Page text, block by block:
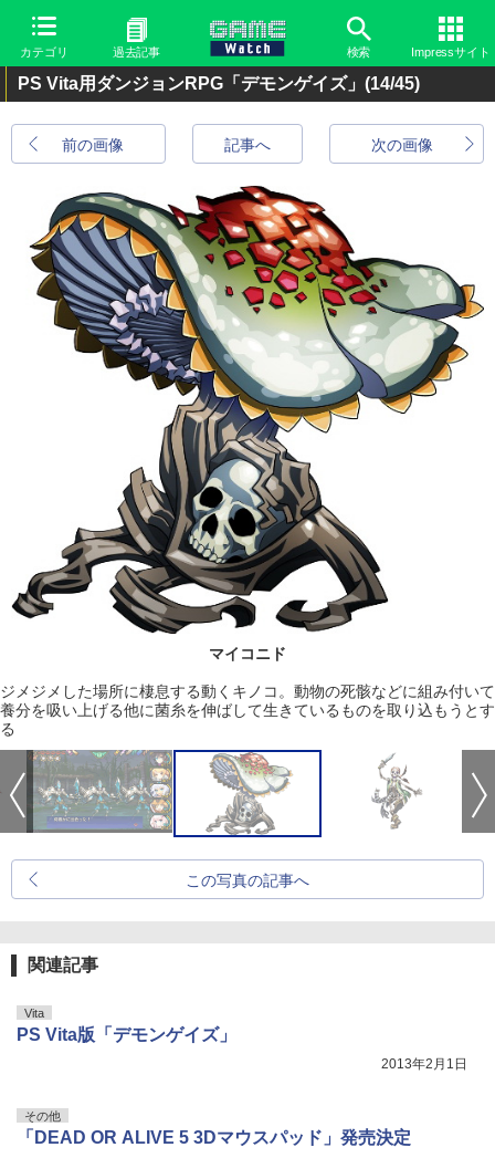
カテゴリ 過去記事 検索 Impressサイト
PS Vita用ダンジョンRPG「デモンゲイズ」 (14/45)
前の画像 次の画像
記事へ
マイコニド
ジメジメした場所に棲息する動くキノコ。動物の死骸などに組み付いて
養分を吸い上げる他に菌糸を伸ばして生きているものを取り込もうとす
る
この写真の記事へ
関連記事
Vita
PS Vita版「デモンゲイズ」
2013年2月1日
その他
「DEAD OR ALIVE 5 3Dマウスパッド」発売決定